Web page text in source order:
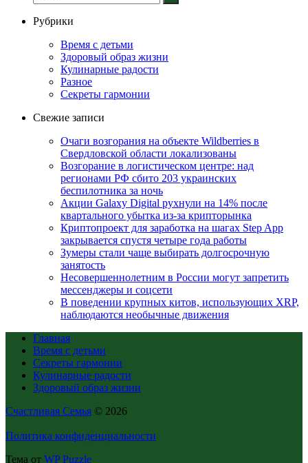
Рубрики
Время с детьми
Здоровый образ жизни
Кулинарные радости
Разное
Секреты гармонии
Свежие записи
Очаги возгорания на объекте Wildberries в
Свердловской области локализованы
Возгорание в логистическом центре: над
регионами РФ сбито 203 украинских
беспилотника за ночь
Акции Galaxy Digital рухнули на 14% после
квартального убытка из-за крипторынка
Криптопроект для заработка на шагах Step App
закрывается спустя четыре года работы
Зумеры стали чаще выбирать долгосрочную
занятость
Несовершеннолетним в России могут запретить
мессенджеры и соцсети
В поведении крупных китов, использующих XRP,
наблюдаются необычные движения
Главная
Время с детьми
Секреты гармонии
Кулинарные радости
Здоровый образ жизни
Счастливая Семья © 2026
Политика конфиденциальности
Тема от WP Puzzle